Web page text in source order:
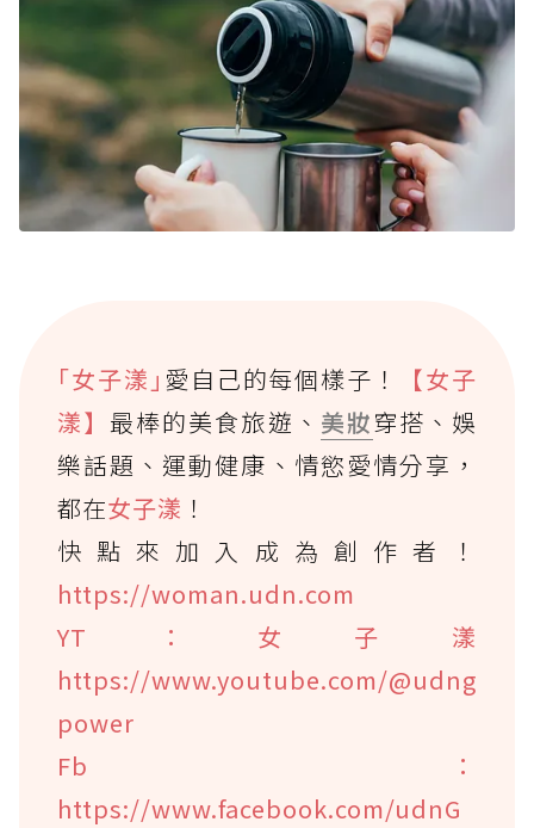
｢女子漾｣ 愛自己的每個樣子！
【女子
漾】 最棒的美食旅遊、 美妝穿搭、娛
樂話題、運動健康、情慾愛情分享，
都在女子漾 ！
快點來加入成為創作者！
https://woman.udn.com
YT：女子漾
https://www.youtube.com/@udng
power
Fb：
https://www.facebook.com/udnG